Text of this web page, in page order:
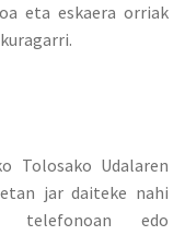
eta eskaera orriak
Tolosako Udalaren
jar daiteke nahi
edo